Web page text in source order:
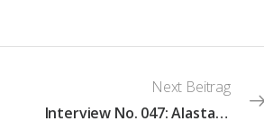
Next Beitrag
Interview No. 047: Alastair Humphreys